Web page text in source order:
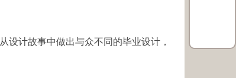
设计故事中做出与众不同的毕业设计，